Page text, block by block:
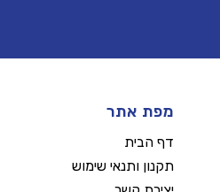
מפת אתר
דף הבית
תקנון ותנאי שימוש